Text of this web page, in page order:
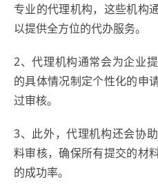
专业的代理机构，这些机构
以提供全方位的代办服务。
2、代理机构通常会为企业
的具体情况制定个性化的申
过审核。
3、此外，代理机构还会协
料审核，确保所有提交的材
的成功率。